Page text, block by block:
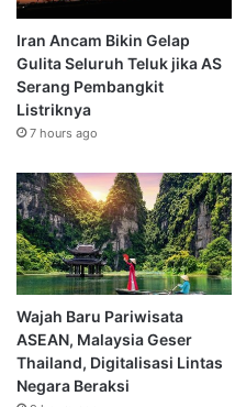
Iran Ancam Bikin Gelap
Gulita Seluruh Teluk jika AS
Serang Pembangkit
Listriknya
7 hours ago
Wajah Baru Pariwisata
ASEAN, Malaysia Geser
Thailand, Digitalisasi Lintas
Negara Beraksi